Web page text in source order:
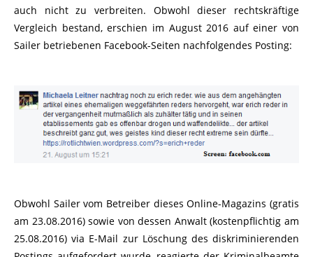
auch nicht zu verbreiten. Obwohl dieser rechtskräftige
Vergleich bestand, erschien im August 2016 auf einer von
Sailer betriebenen Facebook-Seiten nachfolgendes Posting:
Obwohl Sailer vom Betreiber dieses Online-Magazins (gratis
am 23.08.2016) sowie von dessen Anwalt (kostenpflichtig am
25.08.2016) via E-Mail zur Löschung des diskriminierenden